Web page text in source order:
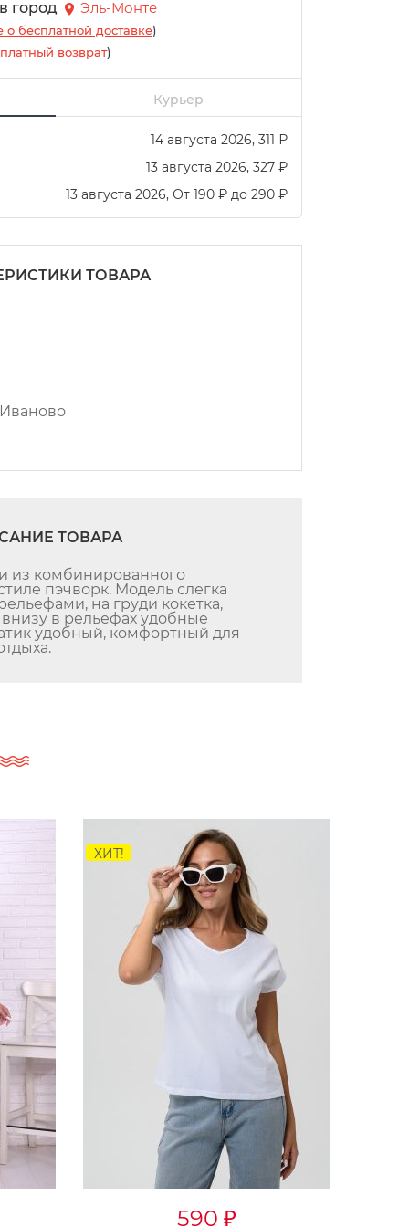
город Эль-Монте
бесплатной доставке)
возврат)
Курьер
14 августа 2026 311 ₽
13 августа 2026 327 ₽
13 августа 2026 От 190 ₽ до 290 ₽
ТОВАРА
ТОВАРА
из комбинированного
пэчворк. Модель слегка
на груди кокетка,
в рельефах удобные
удобный, комфортный для
1 890₽ 2 100